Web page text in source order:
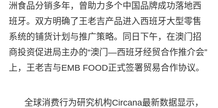
洲食品分销多年，曾助力多个中国品牌成功落地西
班牙。双方明确了王老吉产品进入西班牙大型零售
系统的铺货计划与推广策略。同日下午，在澳门招
商投资促进局主办的“澳门—西班牙经贸合作推介会”
上，王老吉与EMB FOOD正式签署贸易合作协议。
全球消费行为研究机构Circana最新数据显示，